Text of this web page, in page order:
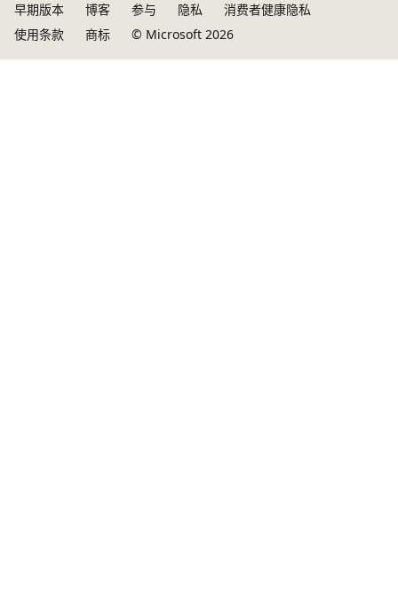
早期版本
博客 参与 隐私
消费者健康隐私
使用条款
商标 © Microsoft 2026